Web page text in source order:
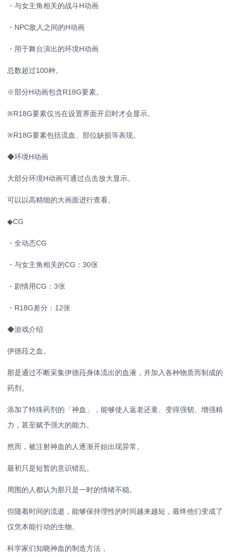
・与女主角相关的战斗H动画
・NPC敌人之间的H动画
・用于舞台演出的环境H动画
总数超过100种。
※部分H动画包含R18G要素。
※R18G要素仅当在设置界面开启时才会显示。
※R18G要素包括流血、部位缺损等表现。
◆环境H动画
大部分环境H动画可通过点击放大显示。
可以以高精细的大画面进行查看。
◆CG
・全动态CG
・与女主角相关的CG：30张
・剧情用CG：3张
・R18G差分：12张
◆游戏介绍
伊德菈之血。
那是通过不断采集伊德菈身体流出的血液，并加入各种物质而制成的
药剂。
添加了特殊药剂的「神血」，能够使人返老还童、变得强韧、增强精
力，甚至赋予强大的能力。
然而，被注射神血的人逐渐开始出现异常。
最初只是短暂的意识错乱。
周围的人都认为那只是一时的情绪不稳。
但随着时间的流逝，能够保持理性的时间越来越短，最终他们变成了
仅凭本能行动的生物。
科学家们知晓神血的制造方法，